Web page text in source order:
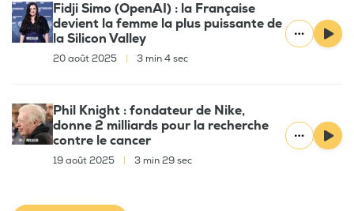
Fidji Simo (OpenAI) : la Française
devient la femme la plus puissante de
la Silicon Valley
20 août 2025 3 min 4 sec
Phil Knight : fondateur de Nike,
donne 2 milliards pour la recherche
contre le cancer
19 août 2025 3 min 29 sec